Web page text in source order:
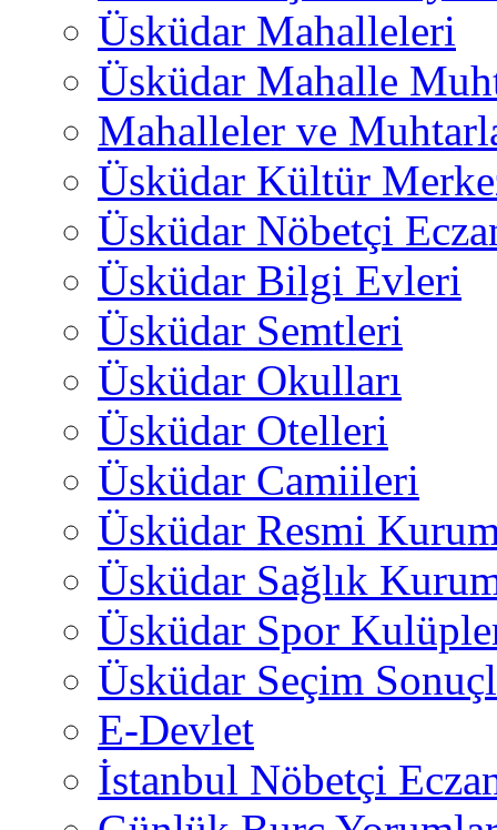
Üsküdar Mahalleleri
Üsküdar Mahalle
Mahalleler ve
Üsküdar Kültür
Üsküdar Nöbetçi
Üsküdar Bilgi Evleri
Üsküdar Semtleri
Üsküdar Okulları
Üsküdar Otelleri
Üsküdar Camiileri
Üsküdar Resmi
Üsküdar Sağlık
Üsküdar Spor
Üsküdar Seçim
E-Devlet
İstanbul Nöbetçi